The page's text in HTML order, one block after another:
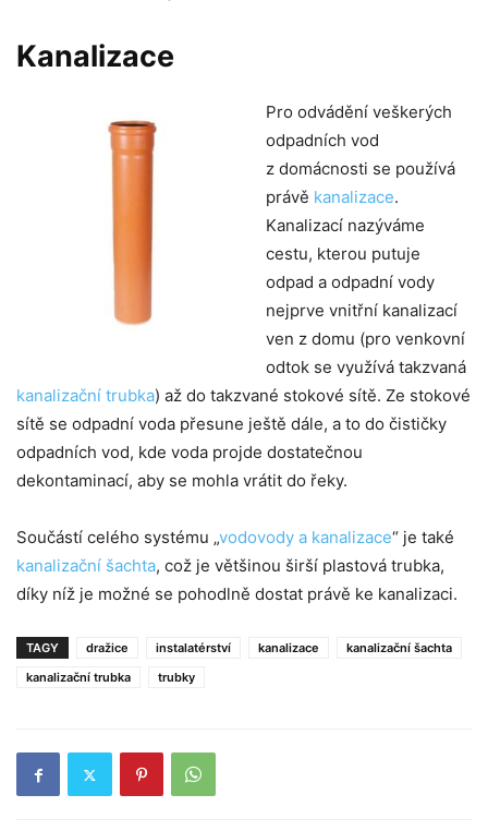
Kanalizace
Pro odvádění veškerých
odpadních vod
z domácnosti se používá
právě kanalizace.
Kanalizací nazýváme
cestu, kterou putuje
odpad a odpadní vody
nejprve vnitřní kanalizací
ven z domu (pro venkovní
odtok se využívá takzvaná
kanalizační trubka) až do takzvané stokové sítě. Ze stokové
sítě se odpadní voda přesune ještě dále, a to do čističky
odpadních vod, kde voda projde dostatečnou
dekontaminací, aby se mohla vrátit do řeky.
Součástí celého systému „vodovody a kanalizace“ je také
kanalizační šachta, což je většinou širší plastová trubka,
díky níž je možné se pohodlně dostat právě ke kanalizaci.
TAGY dražice instalatérství kanalizace
kanalizační šachta
kanalizační trubka
trubky